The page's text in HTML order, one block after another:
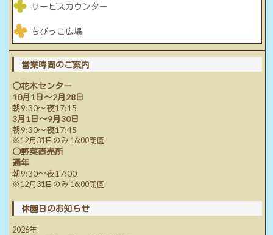
サービスカウンター
ちびっこ広場
営業時間のご案内
○花木センター
10月1日～2月28日
朝9:30～夜17:15
3月1日～9月30日
朝9:30～夜17:45
※12月31日のみ 16:00閉園
○野菜直売所
通年
朝9:30～夜17:00
※12月31日のみ 16:00閉園
休園日のお知らせ
2026年